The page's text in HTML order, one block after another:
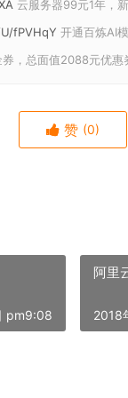
云服务器99元1年，
fPVHqY 开通百炼AI
，总面值2088元优惠
赞 (0)
pm9:08
阿里
2018